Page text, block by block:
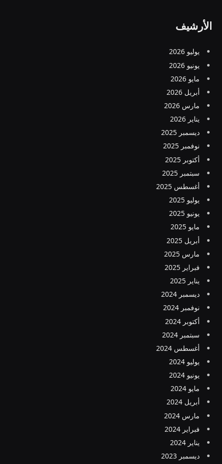
الأرشيف
يوليو 2026
يونيو 2026
مايو 2026
أبريل 2026
مارس 2026
يناير 2026
ديسمبر 2025
نوفمبر 2025
أكتوبر 2025
سبتمبر 2025
أغسطس 2025
يوليو 2025
يونيو 2025
مايو 2025
أبريل 2025
مارس 2025
فبراير 2025
يناير 2025
ديسمبر 2024
نوفمبر 2024
أكتوبر 2024
سبتمبر 2024
أغسطس 2024
يوليو 2024
يونيو 2024
مايو 2024
أبريل 2024
مارس 2024
فبراير 2024
يناير 2024
ديسمبر 2023